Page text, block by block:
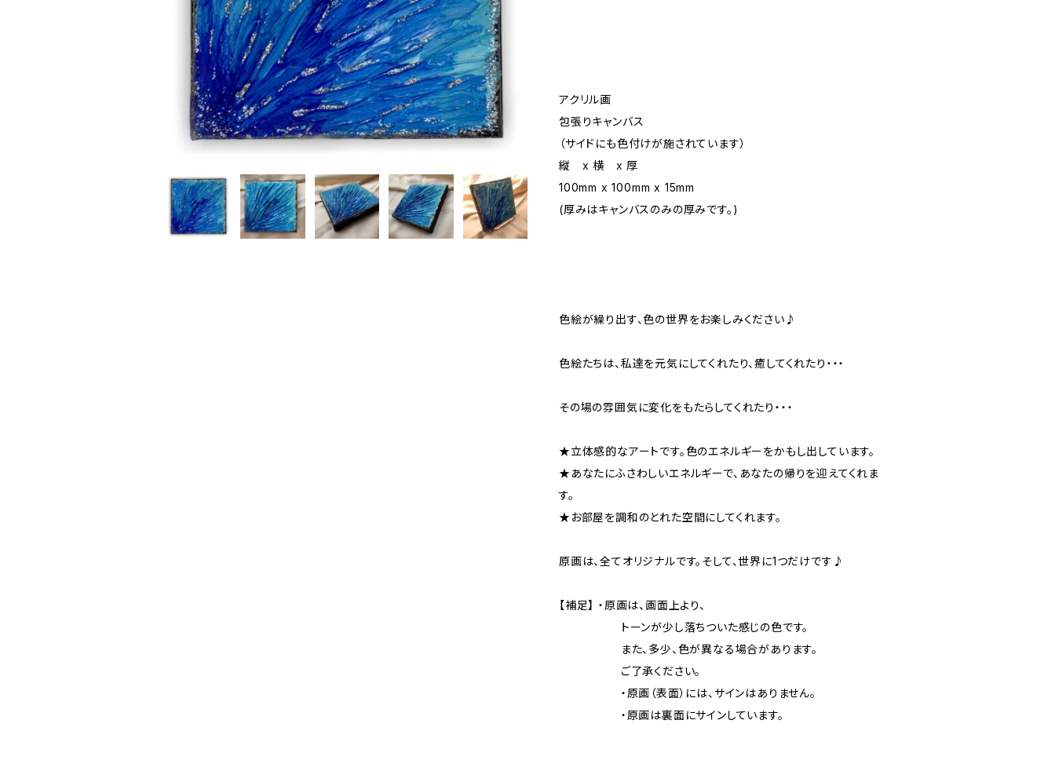
アクリル画
包張りキャンバス
（サイドにも色付けが施されています）
縦 x 横 x 厚
100mm x 100mm x 15mm
(厚みはキャンバスのみの厚みです。)
色絵が繰り出す、色の世界をお楽しみください♪
色絵たちは、私達を元気にしてくれたり、癒してくれたり・・・
その場の雰囲気に変化をもたらしてくれたり・・・
★立体感的なアートです。色のエネルギーをかもし出しています。
★あなたにふさわしいエネルギーで、あなたの帰りを迎えてくれま
す。
★お部屋を調和のとれた空間にしてくれます。
原画は、全てオリジナルです。そして、世界に1つだけです♪
【補足】 ・原画は、画面上より、
トーンが少し落ちついた感じの色です。
また、多少、色が異なる場合があります。
ご了承ください。
・原画（表面）には、サインはありません。
・原画は裏面にサインしています。